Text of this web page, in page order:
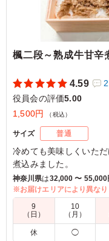
楓二段～熟成牛甘辛
4.59
役員会の評価5.00
1,500円
（税込）
サイズ 普通
冷めても美味しくいた
煮込みました。
小分けに仕切られた9枡
えのあるお弁当です。
5.0
ごはんの上にお肉が
神奈川県は32,000 〜 55,000
※お届けエリアにより異な
9
（日）
10
（月）
休 ◯